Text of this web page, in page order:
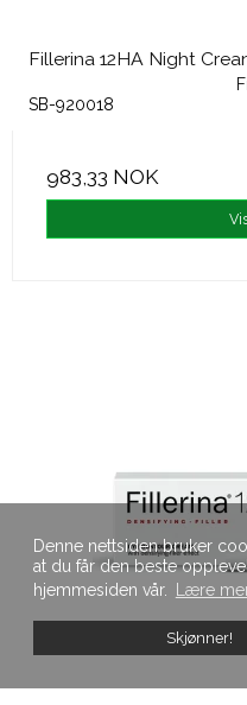
Denne nettsiden bruker
at du får den beste
hjemmesiden vår.
Lære
Skjønner!
Fillerina 12HA Night
SB-920018
983,33 NOK